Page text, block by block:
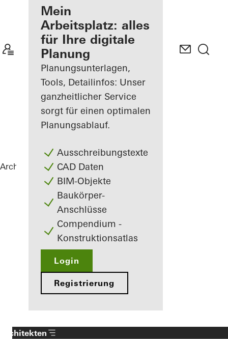
Ihre Vorteile als
angemeldeter
Architekt
Mein
Arbeitsplatz
kennenlernen
Mein
Arbeitsplatz: alles
für Ihre digitale
Planung
Planungsunterlagen,
Tools, Detailinfos: Unser
ganzheitlicher Service
sorgt für einen optimalen
Planungsablauf.
Ausschreibungstexte
CAD Daten
BIM-Objekte
Baukörper-
Anschlüsse
Compendium -
Konstruktionsatlas
Login
Registrierung
Architekten ReferenzenHaus Baierl
Architekten